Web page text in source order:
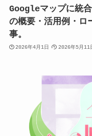
Googleマップに統合
の概要・活用例・ロ
事。
2026年4月1日 2026年5月11